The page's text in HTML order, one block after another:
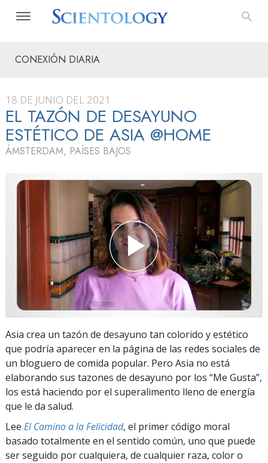
CONEXIÓN DIARIA
18 DE JUNIO DEL 2021
EL TAZÓN DE DESAYUNO
ESTÉTICO DE ASIA @HOME
ÁMSTERDAM, PAÍSES BAJOS
Asia crea un tazón de desayuno tan colorido y estético
que podría aparecer en la página de las redes sociales de
un bloguero de comida popular. Pero Asia no está
elaborando sus tazones de desayuno por los “Me Gusta”,
los está haciendo por el superalimento lleno de energía
que le da salud.
Lee El Camino a la Felicidad, el primer código moral
basado totalmente en el sentido común, uno que puede
ser seguido por cualquiera, de cualquier raza, color o